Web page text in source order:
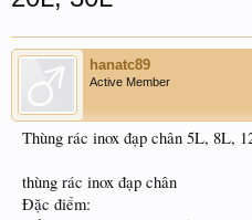
hanatc89
Active Member
Thùng rác inox đạp chân 5L, 8L,
thùng rác inox đạp chân
Đặc điểm: